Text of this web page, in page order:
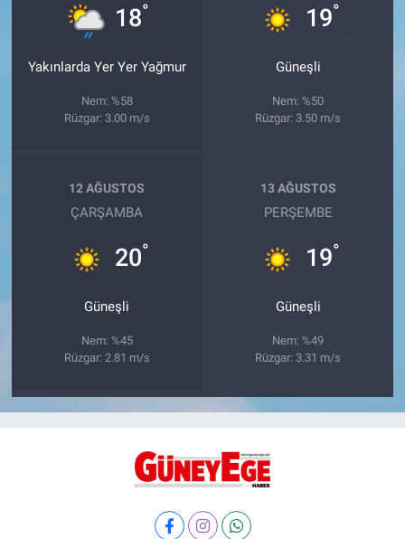
18°
Yakınlarda Yer Yer Yağmur
Nem: %58
Rüzgar: 3.00 m/s
19°
Güneşli
Nem: %50
Rüzgar: 3.50 m/s
12 AĞUSTOS
ÇARŞAMBA
20°
Güneşli
Nem: %45
Rüzgar: 2.81 m/s
13 AĞUSTOS
PERŞEMBE
19°
Güneşli
Nem: %49
Rüzgar: 3.31 m/s